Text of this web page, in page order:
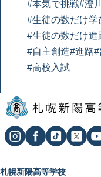
#本気で挑戦#澄川
#生徒の数だけ学
#生徒の数だけ進
#自主創造#進路#
#高校入試
札幌新陽高等学校